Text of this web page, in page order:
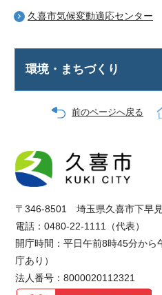
久喜市気候変動適応センター
環境・まちづくり
前のページへ戻る
〒346-8501 埼玉県久喜市下早
電話：0480-22-1111（代表）
開庁時間：平日午前8時45分から
庁あり）
法人番号：8000020112321